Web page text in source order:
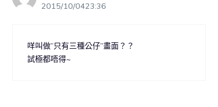
2015/10/0423:36
咩叫做”只有三種公仔”畫面？？
試極都唔得~